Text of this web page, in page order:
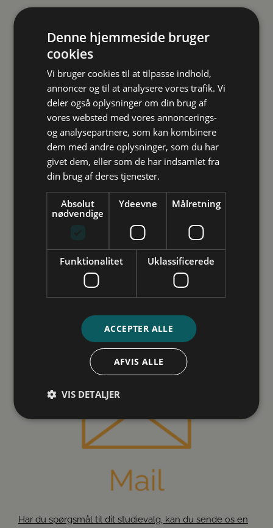
Studievalg Danmark
Vejledning
Inspiration
Arrangementer
Future Spin
Danmarks
Kontakt
Vi har to telefontilbud. Hvis du har brug for hjælp til
hurtige og afklarende spørgsmål, kan du ringe mandag-
spørgsmål, er meget i tvivl og brug for mere tid,
anbefaler vi at du booker en telefonsamtale.
Har du spørgsmål til dit studievalg, kan du sende os en
Denne hjemmeside bruger
cookies
Vi bruger cookies til at tilpasse indhold,
annoncer og til at analysere vores trafik. Vi
deler også oplysninger om din brug af
vores websted med vores annoncerings-
og analysepartnere, som kan kombinere
dem med andre oplysninger, som du har
givet dem, eller som de har indsamlet fra
din brug af deres tjenester.
Absolut
nødvendige
Ydeevne Målretning
Funktionalitet Uklassificerede
ACCEPTER ALLE
AFVIS ALLE
VIS DETALJER
Absolut nødvendige Ydeevne
Målretning
Absolut nødvendige cookies muliggør
hjemmesidens grundlæggende funktionalitet såsom
kan ikke bruges korrekt uden de absolut
nødvendige cookies.